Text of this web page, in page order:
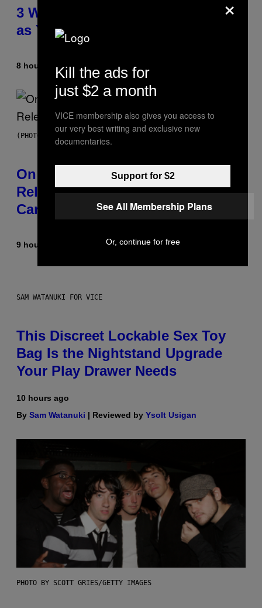
3 Ways Your Music Taste Changes
as You Get Older
8 hours agoBy Dan Milam
(PHOTO BY GARY GERSHOFF/WIREIMAGE)
On This Day 13 Years Ago, Drake
Released the Best Song of His
Career
9 hours ago Caleb Catlin
SAM WATANUKI FOR VICE
This Discreet Lockable Sex Toy
Bag Is the Nightstand Upgrade
Your Play Drawer Needs
10 hours ago
By Sam Watanuki | Reviewed by Ysolt Usigan
PHOTO BY SCOTT GRIES/GETTY IMAGES
Kill the ads for
just $2 a month
VICE membership also gives you access to
our very best writing and exclusive new
documentaries.
Support for $2
See All Membership Plans
Or, continue for free